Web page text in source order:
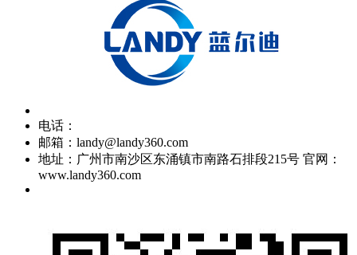
电话：
邮箱：landy@landy360.com
地址：广州市南沙区东涌镇市南路石排段215号 官网：
www.landy360.com